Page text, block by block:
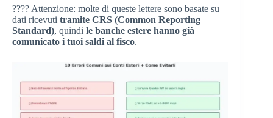
???? Attenzione: molte di queste lettere sono basate su
dati ricevuti tramite CRS (Common Reporting
Standard), quindi le banche estere hanno già
comunicato i tuoi saldi al fisco.